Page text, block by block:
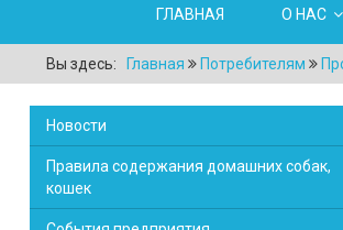
ГЛАВНАЯ О НАС
Вы здесь: Главная Потребителям
Новости
Правила содержания домашних собак,
кошек